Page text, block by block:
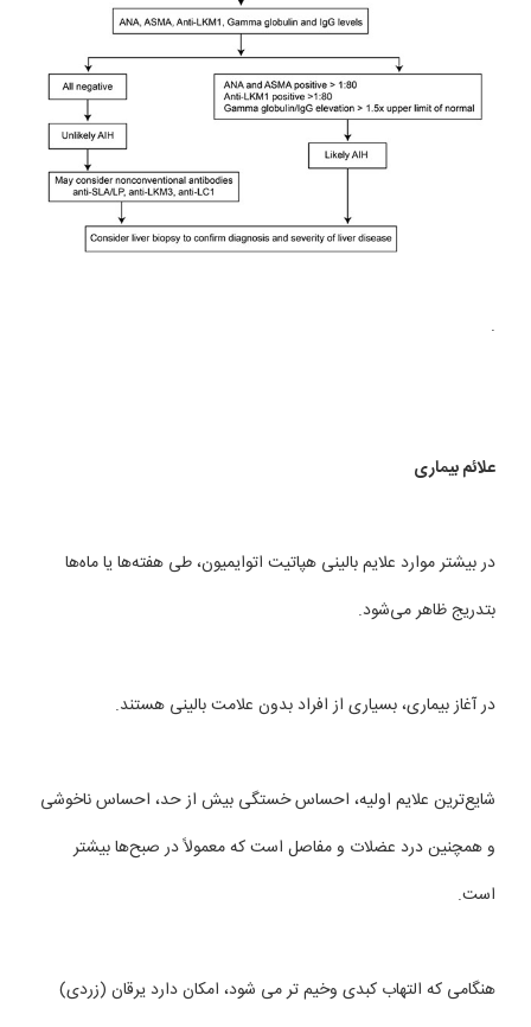
.
علائم بیماری
در بیشتر موارد علایم بالینی هپاتیت اتوایمیون، طی هفته‌ها یا ماه‌ها
بتدریج ظاهر می‌شود.
در آغاز بیماری، بسیاری از افراد بدون علامت بالینی هستند.
شایع‌ترین علایم اولیه، احساس خستگی بیش از حد، احساس ناخوشی
و همچنین درد عضلات و مفاصل است كه معمولاً در صبح‌ها بیشتر
است.
هنگامی كه التهاب كبدی وخیم تر می شود، امكان دارد یرقان (زردی)